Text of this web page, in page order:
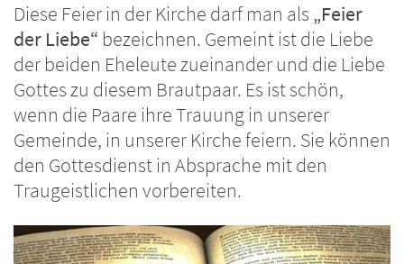
Diese Feier in der Kirche darf man als „Feier
der Liebe“ bezeichnen. Gemeint ist die Liebe
der beiden Eheleute zueinander und die Liebe
Gottes zu diesem Brautpaar. Es ist schön,
wenn die Paare ihre Trauung in unserer
Gemeinde, in unserer Kirche feiern. Sie können
den Gottesdienst in Absprache mit den
Traugeistlichen vorbereiten.